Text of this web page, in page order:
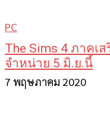
PC
The Sims 4 ภาคเ
จำหน่าย 5 มิ.ย.นี้
7 พฤษภาคม 2020